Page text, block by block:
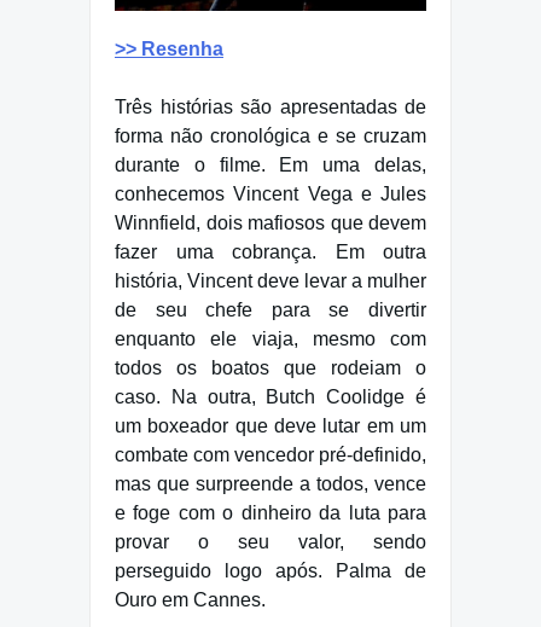
>> Resenha
Três histórias são apresentadas de
forma não cronológica e se cruzam
durante o filme. Em uma delas,
conhecemos Vincent Vega e Jules
Winnfield, dois mafiosos que devem
fazer uma cobrança. Em outra
história, Vincent deve levar a mulher
de seu chefe para se divertir
enquanto ele viaja, mesmo com
todos os boatos que rodeiam o
caso. Na outra, Butch Coolidge é
um boxeador que deve lutar em um
combate com vencedor pré-definido,
mas que surpreende a todos, vence
e foge com o dinheiro da luta para
provar o seu valor, sendo
perseguido logo após. Palma de
Ouro em Cannes.